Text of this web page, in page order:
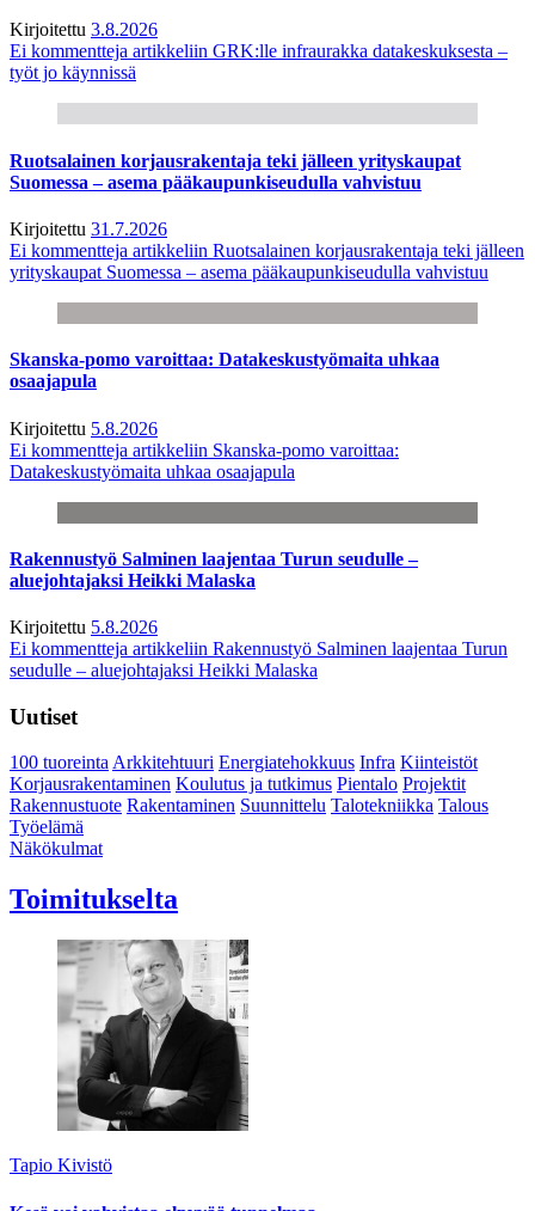
Kirjoitettu 3.8.2026
Ei kommentteja artikkeliin GRK:lle infraurakka datakeskuksesta –
työt jo käynnissä
Ruotsalainen korjausrakentaja teki jälleen yrityskaupat
Suomessa – asema pääkaupunkiseudulla vahvistuu
Kirjoitettu 31.7.2026
Ei kommentteja artikkeliin Ruotsalainen korjausrakentaja teki jälleen
yrityskaupat Suomessa – asema pääkaupunkiseudulla vahvistuu
Skanska-pomo varoittaa: Datakeskustyömaita uhkaa
osaajapula
Kirjoitettu 5.8.2026
Ei kommentteja artikkeliin Skanska-pomo varoittaa:
Datakeskustyömaita uhkaa osaajapula
Rakennustyö Salminen laajentaa Turun seudulle –
aluejohtajaksi Heikki Malaska
Kirjoitettu 5.8.2026
Ei kommentteja artikkeliin Rakennustyö Salminen laajentaa Turun
seudulle – aluejohtajaksi Heikki Malaska
Uutiset
100 tuoreintaArkkitehtuuri Energiatehokkuus Infra Kiinteistöt
Korjausrakentaminen Koulutus ja tutkimus Pientalo Projektit
Rakennustuote Rakentaminen Suunnittelu Talotekniikka Talous
Työelämä
Näkökulmat
Toimitukselta
Tapio Kivistö